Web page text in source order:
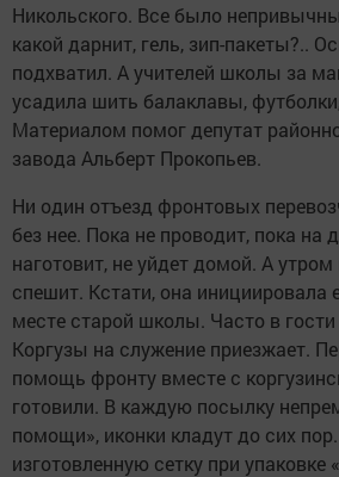
Никольского. Все было
какой дарнит, гель, зип-пакеты?..
подхватил. А учителей школы за
усадила шить балаклавы,
Материалом помог депутат
завода Альберт Прокопьев.
Ни один отъезд фронтовых
без нее. Пока не проводит, пока на
наготовит, не уйдет домой. А
спешит. Кстати, она инициировала
месте старой школы. Часто в гости
Коргузы на служение приезжает.
помощь фронту вместе с
готовили. В каждую посылку
помощи», иконки кладут до сих
изготовленную сетку при упаковке